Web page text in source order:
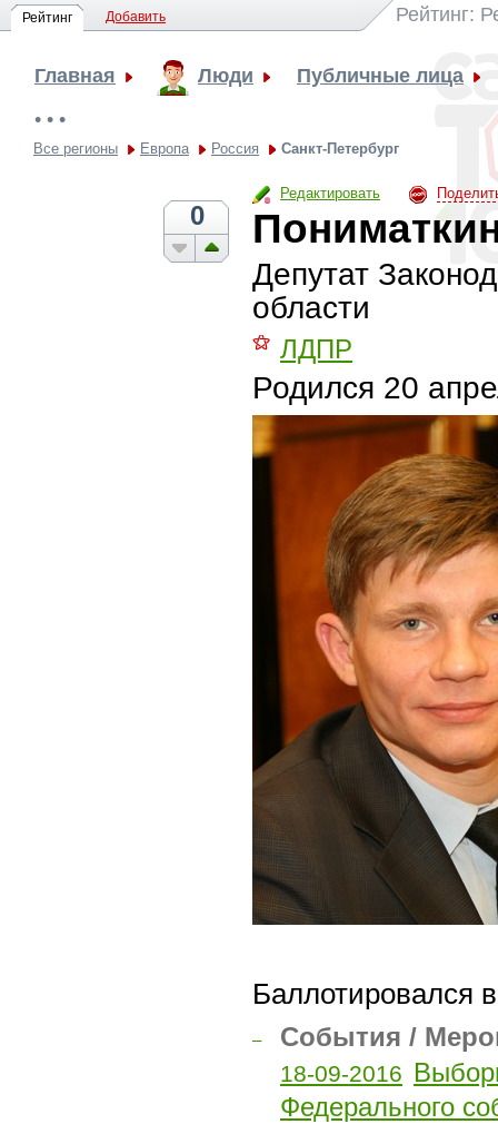
Рейтинг Добавить Рейтинг:
Главная Люди Публичные лица
• • •
Все регионы Европа Россия Санкт-Петербург
Редактировать
0
Депутат
области
⚝ ЛДПР
Родился 20
Баллотировался
– События /
18-09-2016
Федерального